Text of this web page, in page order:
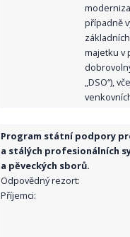
případně
majetku v
„DSO“),
Program státní podpory
a stálých profesionálních
a pěveckých sborů.
Odpovědný rezort:
Příjemci: